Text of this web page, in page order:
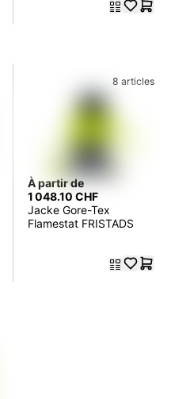
8 articles
À partir de
1 048.10 CHF
Jacke Gore-Tex
Flamestat FRISTADS